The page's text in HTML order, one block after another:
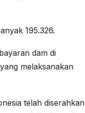
195.326.
dam di
melaksanakan
telah diserahkan